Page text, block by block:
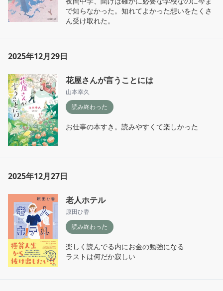
で知らなかった。知れてよかった想いをたくさ
ん受け取れた。
2025年12月29日
花屋さんが言うことには
山本幸久
読み終わった
お仕事の本すき。読みやすくて楽しかった
2025年12月27日
老人ホテル
原田ひ香
読み終わった
楽しく読んでる内にお金の勉強になる
ラストは何だか寂しい